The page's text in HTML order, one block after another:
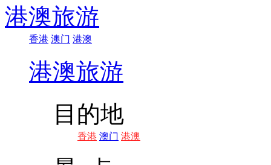
港澳旅游
香港 澳门 港澳
港澳旅游
目的地
香港 澳门 港澳